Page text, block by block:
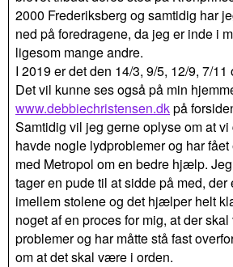
2000 Frederiksberg og samtidig har
ned på foredragene, da jeg er inde i
ligesom mange andre.
I 2019 er det den 14/3, 9/5, 12/9, 7/11
Det vil kunne ses også på min
www.debbiechristensen.dkpå
Samtidig vil jeg gerne oplyse om at
havde nogle lydproblemer og har
med Metropol om en bedre hjælp.
tager en pude til at sidde på med, der
imellem stolene og det hjælper helt
noget af en proces for mig, at der
problemer og har måtte stå fast
om at det skal være i orden.